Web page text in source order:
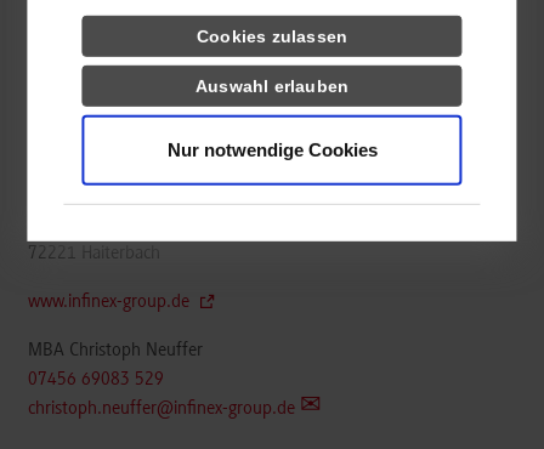
Cookies zulassen
Auswahl erlauben
Nur notwendige Cookies
Wirtschaftsingenieurwesen / Allgemeines
Wirtschaftsingenieurwesen - International Business and
Management
72221
Haiterbach
www.infinex-group.de
MBA Christoph Neuffer
07456 69083 529
christoph.neuffer@infinex-group.de